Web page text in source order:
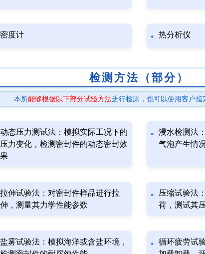
密度计 热分析仪
检测方法（部分）
本所能够根据以下部分试验方法进行检测，也可以使用客户指
动态压力测试法：模拟实际工况下的
压力变化，检测密封件的动态密封效
果
浸水检测法
气泡产生情
拉伸试验法：对密封件样品进行拉
伸，测量其力学性能参数
压缩试验法
荷，测试其
盐雾试验法：模拟海洋或含盐环境，
循环疲劳试